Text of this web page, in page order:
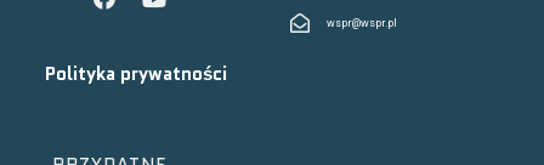
Polityka prywatności
wspr@wspr.pl